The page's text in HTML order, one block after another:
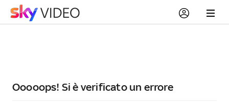
Ooooops! Si è verificato un errore